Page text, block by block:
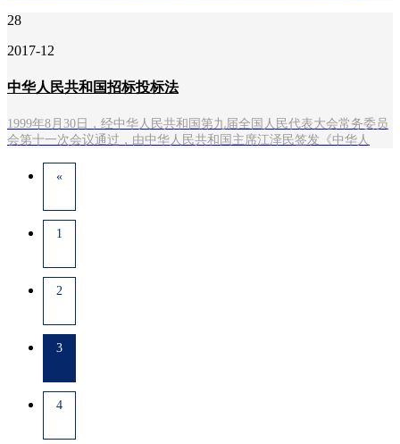
28
2017-12
中华人民共和国招标投标法
1999年8月30日，经中华人民共和国第九届全国人民代表大会常务委员
会第十一次会议通过，由中华人民共和国主席江泽民签发《中华人
«
1
2
3
4